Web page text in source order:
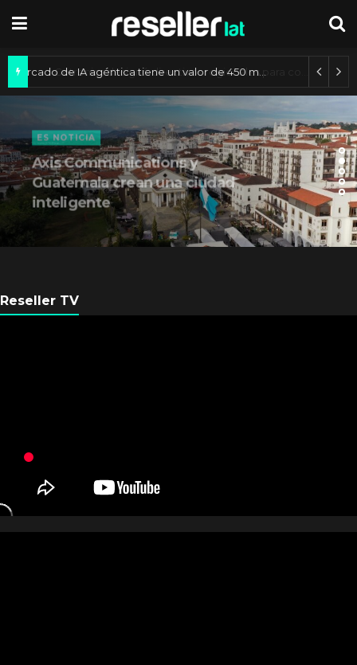
ES NOTICIA
Axis Communications y
Guatemala crean una ciudad
inteligente
Reseller TV